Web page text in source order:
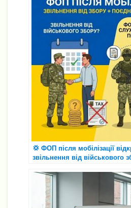
💢 ФОП після мобілізації
звільнення від військового